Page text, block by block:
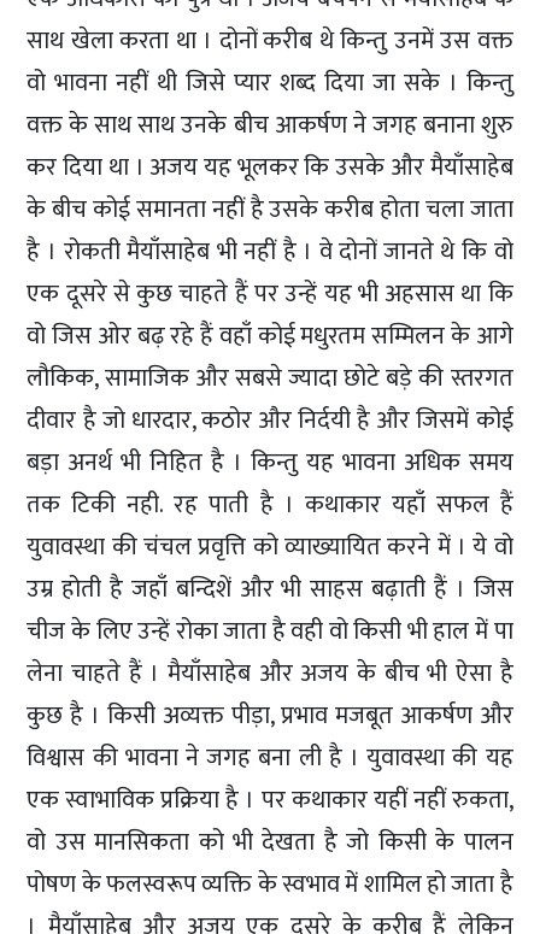
साथ खेला करता था । दोनों करीब थे किन्तु उनमें उस वक्त
वो भावना नहीं थी जिसे प्यार शब्द दिया जा सके । किन्तु
वक्त के साथ साथ उनके बीच आकर्षण ने जगह बनाना शुरु
कर दिया था । अजय यह भूलकर कि उसके और मैयाँसाहेब
के बीच कोई समानता नहीं है उसके करीब होता चला जाता
है । रोकती मैयाँसाहेब भी नहीं है । वे दोनों जानते थे कि वो
एक दूसरे से कुछ चाहते हैं पर उन्हें यह भी अहसास था कि
वो जिस ओर बढ़ रहे हैं वहाँ कोई मधुरतम सम्मिलन के आगे
लौकिक, सामाजिक और सबसे ज्यादा छोटे बड़े की स्तरगत
दीवार है जो धारदार, कठोर और निर्दयी है और जिसमें कोई
बड़ा अनर्थ भी निहित है । किन्तु यह भावना अधिक समय
तक टिकी नही. रह पाती है । कथाकार यहाँ सफल हैं
युवावस्था की चंचल प्रवृत्ति को व्याख्यायित करने में । ये वो
उम्र होती है जहाँ बन्दिशें और भी साहस बढ़ाती हैं । जिस
चीज के लिए उन्हें रोका जाता है वही वो किसी भी हाल में पा
लेना चाहते हैं । मैयाँसाहेब और अजय के बीच भी ऐसा है
कुछ है । किसी अव्यक्त पीड़ा, प्रभाव मजबूत आकर्षण और
विश्वास की भावना ने जगह बना ली है । युवावस्था की यह
एक स्वाभाविक प्रक्रिया है । पर कथाकार यहीं नहीं रुकता,
वो उस मानसिकता को भी देखता है जो किसी के पालन
पोषण के फलस्वरूप व्यक्ति के स्वभाव में शामिल हो जाता है